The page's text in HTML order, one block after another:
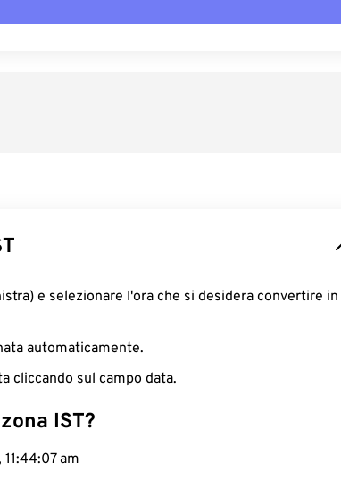
e selezionare l'ora che si desidera convertire in
automaticamente.
cliccando sul campo data.
IST?
am